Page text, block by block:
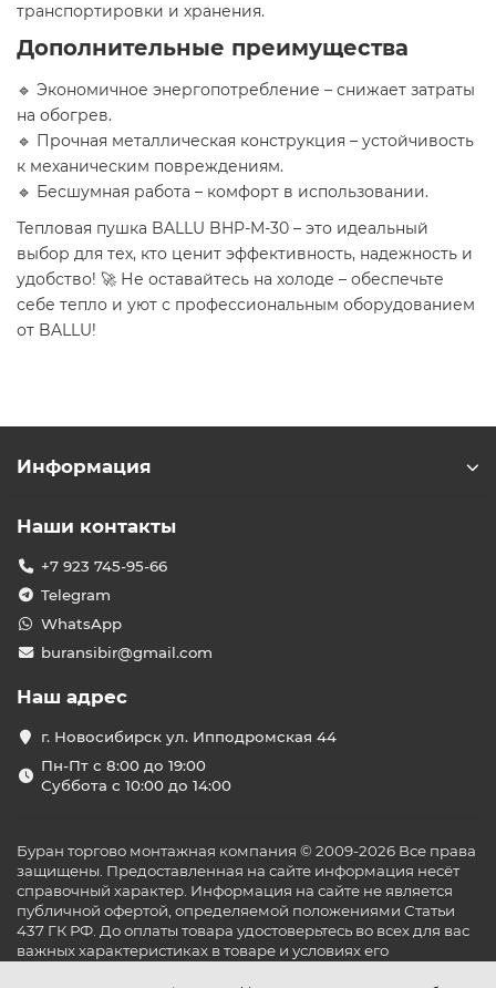
транспортировки и хранения.
Дополнительные преимущества
🔹 Экономичное энергопотребление – снижает затраты
на обогрев.
🔹 Прочная металлическая конструкция – устойчивость
к механическим повреждениям.
🔹 Бесшумная работа – комфорт в использовании.
Тепловая пушка BALLU BHP-M-30 – это идеальный
выбор для тех, кто ценит эффективность, надежность и
удобство! 🚀 Не оставайтесь на холоде – обеспечьте
себе тепло и уют с профессиональным оборудованием
от BALLU!
Информация
Наши контакты
+7 923 745-95-66
Telegram
WhatsApp
buransibir@gmail.com
Наш адрес
г. Новосибирск ул. Ипподромская 44
Пн-Пт с 8:00 до 19:00
Суббота с 10:00 до 14:00
Буран торгово монтажная компания © 2009-2026 Все права
защищены. Предоставленная на сайте информация несёт
справочный характер. Информация на сайте не является
публичной офертой, определяемой положениями Статьи
437 ГК РФ. До оплаты товара удостоверьтесь во всех для вас
важных характеристиках в товаре и условиях его